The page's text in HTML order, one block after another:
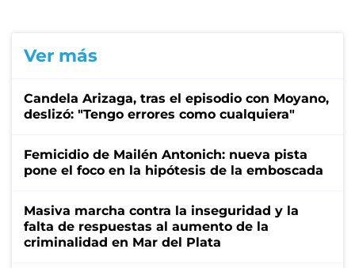
Ver más
Candela Arizaga, tras el episodio con Moyano,
deslizó: "Tengo errores como cualquiera"
Femicidio de Mailén Antonich: nueva pista
pone el foco en la hipótesis de la emboscada
Masiva marcha contra la inseguridad y la
falta de respuestas al aumento de la
criminalidad en Mar del Plata